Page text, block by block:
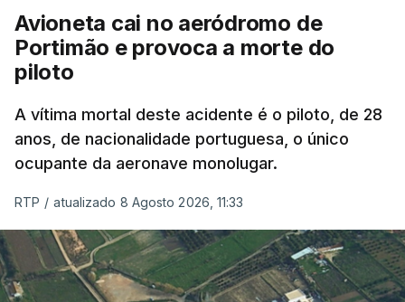
Avioneta cai no aeródromo de
Portimão e provoca a morte do
piloto
A vítima mortal deste acidente é o piloto, de 28
anos, de nacionalidade portuguesa, o único
ocupante da aeronave monolugar.
RTP / atualizado 8 Agosto 2026, 11:33